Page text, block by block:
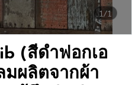
1/1
(สีดำฟอกเอ
ผลิตจากผ้า